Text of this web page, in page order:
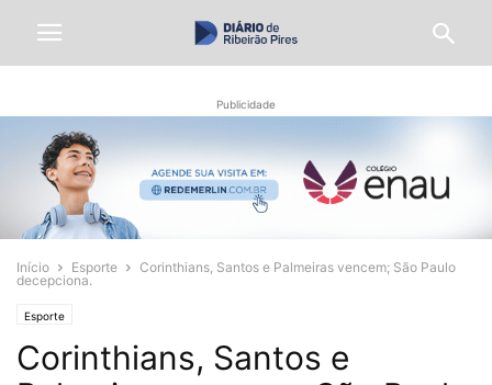
Publicidade
Início Esporte
Corinthians, Santos e Palmeiras vencem; São Paulo
decepciona.
Esporte
Corinthians, Santos e